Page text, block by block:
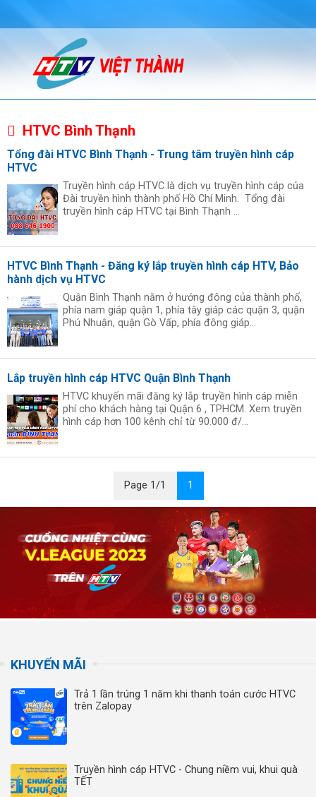
HTVC Bình Thạnh
Tổng đài HTVC Bình Thạnh - Trung tâm truyền hình cáp
HTVC
Truyền hình cáp HTVC là dịch vụ truyền hình cáp của
Đài truyền hình thành phố Hồ Chí Minh. Tổng đài
truyền hình cáp HTVC tại Bình Thạnh ...
HTVC Bình Thạnh - Đăng ký lắp truyền hình cáp HTV, Bảo
hành dịch vụ HTVC
Quận Bình Thạnh nằm ở hướng đông của thành phố,
phía nam giáp quận 1, phía tây giáp các quận 3, quận
Phú Nhuận, quận Gò Vấp, phía đông giáp...
Lắp truyền hình cáp HTVC Quận Bình Thạnh
HTVC khuyến mãi đăng ký lắp truyền hình cáp miễn
phí cho khách hàng tại Quận 6 , TPHCM. Xem truyền
hình cáp hơn 100 kênh chỉ từ 90.000 đ/...
Page 1/1 1
KHUYẾN MÃI
Trả 1 lần trúng 1 năm khi thanh toán cước HTVC
trên Zalopay
Truyền hình cáp HTVC - Chung niềm vui, khui quà
TẾT